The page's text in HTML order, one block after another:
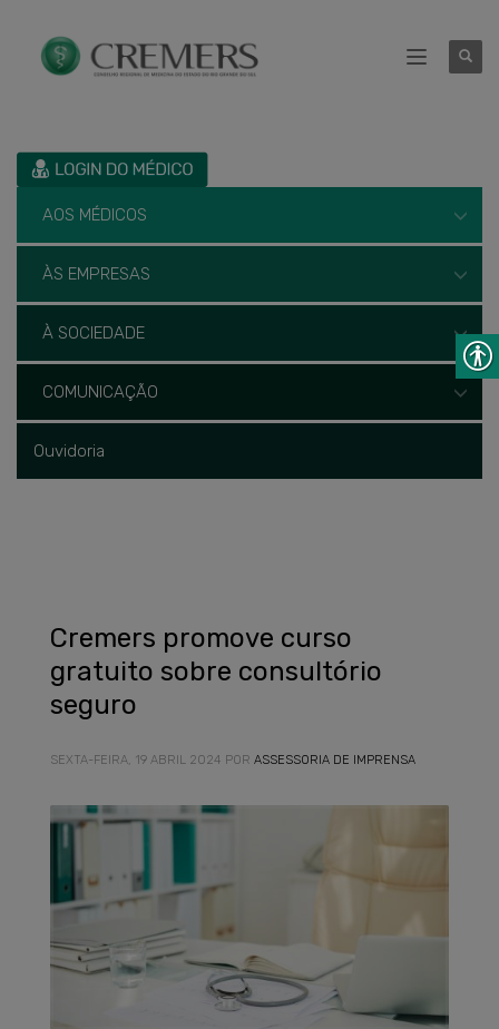
AOS MÉDICOS
ÀS EMPRESAS
À SOCIEDADE
COMUNICAÇÃO
Ouvidoria
Cremers promove curso
gratuito sobre consultório
seguro
SEXTA-FEIRA, 19 ABRIL 2024 POR ASSESSORIA DE IMPRENSA